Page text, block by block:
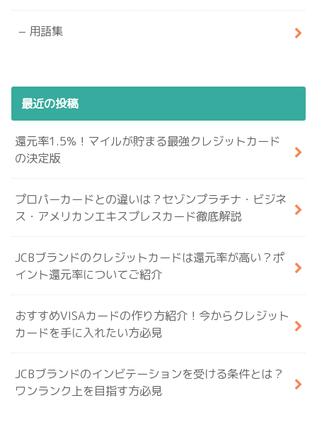
用語集
最近の投稿
還元率1.5%！マイルが貯まる最強クレジットカード
の決定版
プロパーカードとの違いは？セゾンプラチナ・ビジネ
ス・アメリカンエキスプレスカード徹底解説
JCBブランドのクレジットカードは還元率が高い？ポ
イント還元率についてご紹介
おすすめVISAカードの作り方紹介！今からクレジット
カードを手に入れたい方必見
JCBブランドのインビテーションを受ける条件とは？
ワンランク上を目指す方必見